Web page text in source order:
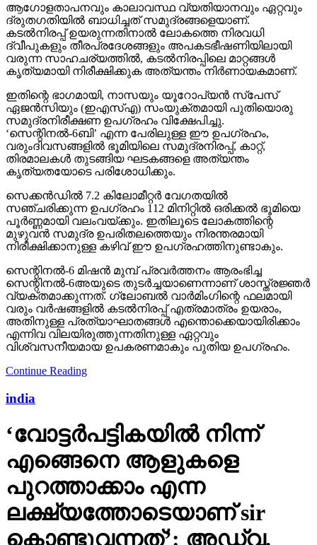
ആഗോളതാപനവും കാലാവസ്ഥ വ്യതിയാനവും ഏറ്റവും
ദ്രുതഗതിയില്‍ ബാധിച്ചത് സമുദ്രങ്ങളെയാണ്.
കടല്‍നിരപ്പ് ഉയരുന്നതിനാല്‍ ലോകത്തെ നിരവധി
ദ്വീപുകളും തീരപ്രദേശങ്ങളും അപകടഭീഷണിയിലായി
വരുന്ന സാഹചര്യത്തില്‍, കടല്‍നിരപ്പിലെ മാറ്റങ്ങള്‍
കൃത്യമായി നിരീക്ഷിക്കുക അത്യന്തം നിര്‍ണായകമാണ്.
ഇതിന്റെ ഭാഗമായി, നാസയും യൂറോപ്യന്‍ സ്പേസ്
ഏജന്‍സിയും (ഇഎസ്എ) സംയുക്തമായി പുതിയൊരു
സമുദ്രനിരീക്ഷണ ഉപഗ്രഹം വിക്ഷേപിച്ചു.
‘സെന്റിനല്‍-6ബി’ എന്ന പേരിലുള്ള ഈ ഉപഗ്രഹം,
വരുംദിവസങ്ങളില്‍ ഭൂമിയിലെ സമുദ്രനിരപ്പ്, കാറ്റ്,
തിരമാലകള്‍ തുടങ്ങിയ ഘടകങ്ങളെ അത്യന്തം
കൃത്യതയോടെ പരിശോധിക്കും.
സെക്കന്‍ഡില്‍ 7.2 കിലോമീറ്റര്‍ വേഗതയില്‍
സഞ്ചരിക്കുന്ന ഉപഗ്രഹം 112 മിനിറ്റില്‍ ഒരിക്കല്‍ ഭൂമിയെ
പൂര്‍ണ്ണമായി വലംവയ്ക്കും. ഇതിലൂടെ ലോകത്തിന്റെ
മുഴുവന്‍ സമുദ്ര ഉപരിതലത്തെയും നിരന്തരമായി
നിരീക്ഷിക്കാനുള്ള കഴിവ് ഈ ഉപഗ്രഹത്തിനുണ്ടാകും.
സെന്റിനല്‍-6 മിഷന്‍ മുമ്പ് പ്രവര്‍ത്തനം ആരംഭിച്ച
സെന്റിനല്‍-6അയുടെ തുടര്‍ച്ചയാണെന്നാണ് ശാസ്ത്രജ്ഞര്‍
വ്യക്തമാക്കുന്നത്. ഗ്ലോബല്‍ വാര്‍മിംഗിന്റെ ഫലമായി
വരും വര്‍ഷങ്ങളില്‍ കടല്‍നിരപ്പ് എത്രമാത്രം ഉയരാം,
അതിനുള്ള പ്രത്യാഘാതങ്ങള്‍ എന്തൊക്കെയായിരിക്കാം
എന്നിവ വിലയിരുത്തുന്നതിനുള്ള ഏറ്റവും
വിശ്വസനീയമായ ഉപകരണമാകും പുതിയ ഉപഗ്രഹം.
Continue Reading
india
‘വോട്ടര്‍പട്ടികയില്‍ നിന്ന്
എങ്ങെനെ ആളുകളെ
പുറത്താക്കാം എന്ന
ലക്ഷ്യത്തോടെയാണ് sir
കൊണ്ടുവന്നത്’: അഡ്വ.